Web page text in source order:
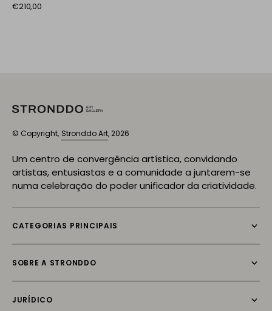
Preço
€210,00
© Copyright, Stronddo Art, 2026
Um centro de convergência artística, convidando
artistas, entusiastas e a comunidade a juntarem-se
numa celebração do poder unificador da criatividade.
CATEGORIAS PRINCIPAIS
SOBRE A STRONDDO
JURÍDICO